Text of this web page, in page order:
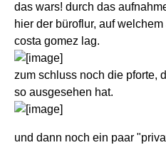
das wars! durch das
hier der büroflur, auf
costa gomez lag.
zum schluss noch die pforte,
so ausgesehen hat.
und dann noch ein paar